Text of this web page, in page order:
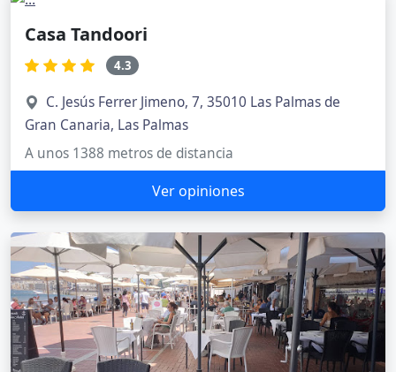
Casa Tandoori
4.3
C. Jesús Ferrer Jimeno, 7, 35010 Las Palmas de
Gran Canaria, Las Palmas
A unos 1388 metros de distancia
Ver opiniones